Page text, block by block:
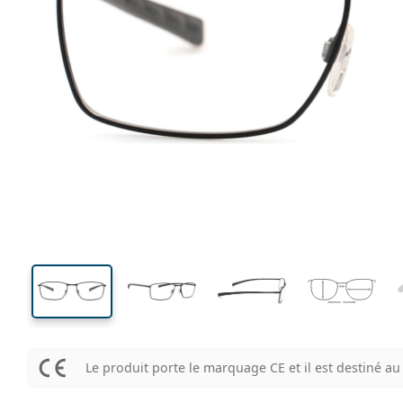
139 mm
Largeur des verres
35 mm
Largeur des verres
57 mm
Largeur des verres
Le produit porte le marquage CE et il est destiné